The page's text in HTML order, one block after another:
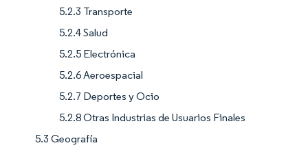
5.2.3 Transporte
5.2.4 Salud
5.2.5 Electrónica
5.2.6 Aeroespacial
5.2.7 Deportes y Ocio
5.2.8 Otras Industrias de Usuarios Finales
5.3 Geografía